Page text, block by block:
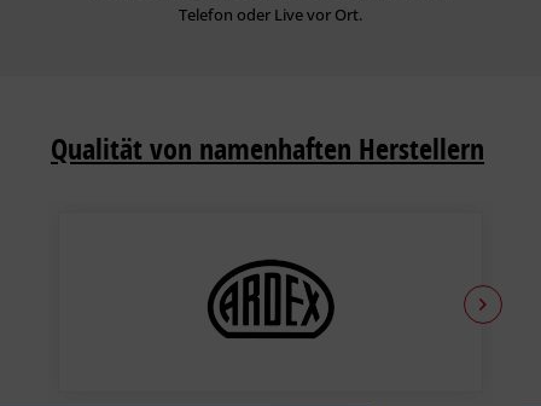
Telefon oder Live vor Ort.
Qualität von namenhaften Herstellern